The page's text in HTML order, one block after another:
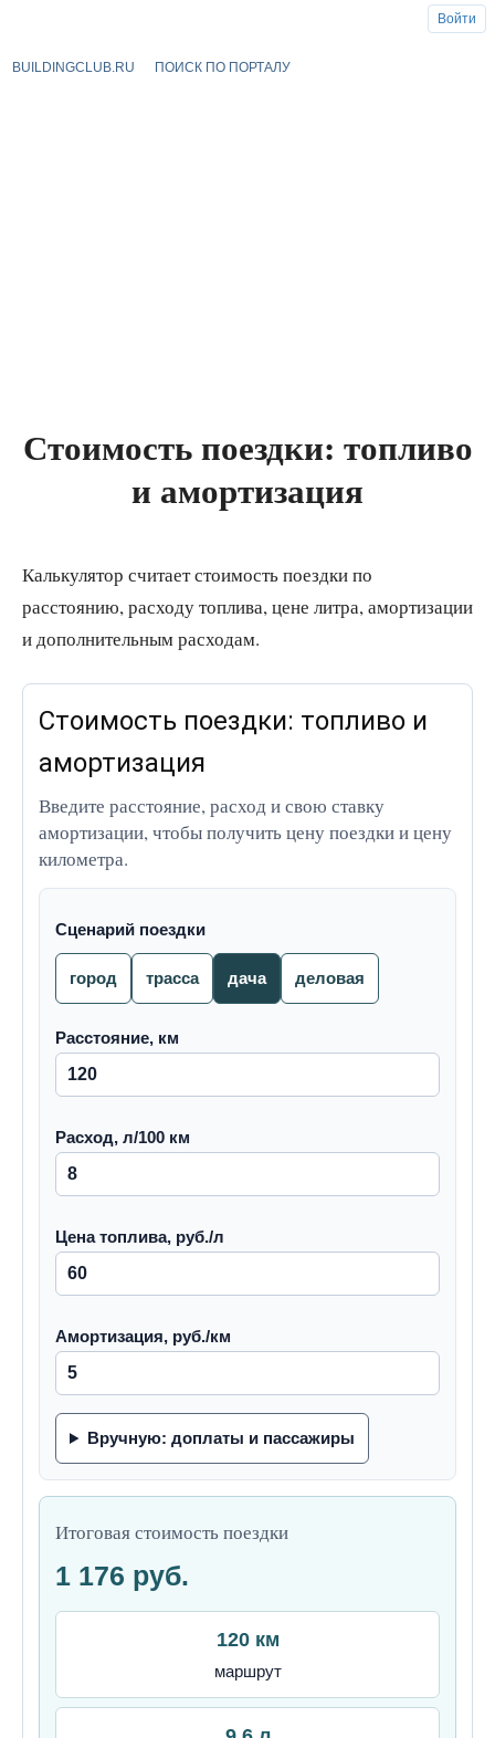
BUILDINGCLUB.RU ПОИСК ПО ПОРТАЛУ
Стоимость поездки: топливо
и амортизация
Калькулятор считает стоимость поездки по
расстоянию, расходу топлива, цене литра, амортизации
и дополнительным расходам.
Стоимость поездки: топливо и
амортизация
Введите расстояние, расход и свою ставку
амортизации, чтобы получить цену поездки и цену
километра.
Сценарий поездки
город трасса дача деловая
Расстояние, км
Расход, л/100 км
Цена топлива, руб./л
Амортизация, руб./км
Вручную: доплаты и пассажиры
Итоговая стоимость поездки
1 176 руб.
120 км
маршрут
Войти